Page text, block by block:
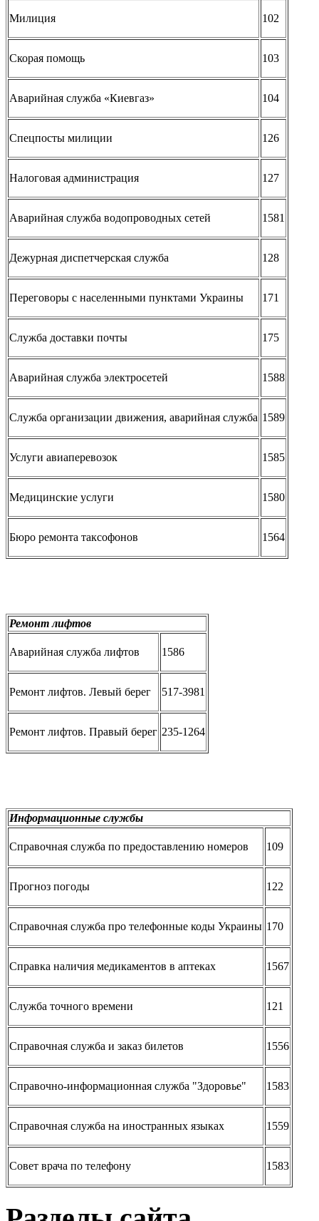
Милиция 102
Скорая помощь 103
Аварийная служба «Киевгаз» 104
Спецпосты милиции 126
Налоговая администрация 127
Аварийная служба водопроводных сетей 1581
Дежурная диспетчерская служба 128
Переговоры с населенными пунктами Украины 171
Служба доставки почты 175
Аварийная служба электросетей 1588
Служба организации движения, аварийная служба 1589
Услуги авиаперевозок 1585
Медицинские услуги 1580
Бюро ремонта таксофонов 1564
Ремонт лифтов
Аварийная служба лифтов 1586
Ремонт лифтов. Левый берег 517-3981
Ремонт лифтов. Правый берег 235-1264
Информационные службы
Справочная служба по предоставлению номеров 109
Прогноз погоды 122
Справочная служба про телефонные коды Украины 170
Справка наличия медикаментов в аптеках 1567
Служба точного времени 121
Справочная служба и заказ билетов 1556
Справочно-информационная служба "Здоровье" 1583
Справочная служба на иностранных языках 1559
Совет врача по телефону 1583